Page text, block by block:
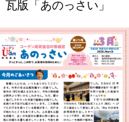
i
o
n
瓦版「あのっさい」